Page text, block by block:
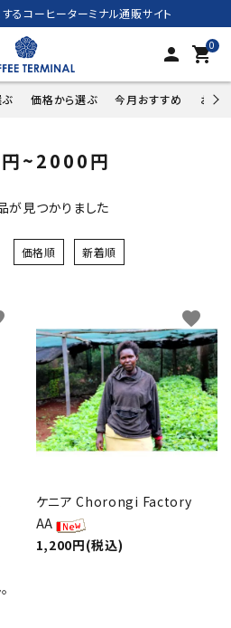
るコーヒーターミナル通販サイト
person 0
shopping_cart
価格から選ぶ 今月おすすめ お試
~2000円
が見つかりました
価格順 新着順
ケニア Chorongi Factory
AA
1,200円(税込)
favorite